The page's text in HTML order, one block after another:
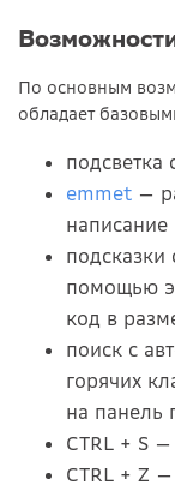
По основным
обладает
подсветка
emmet —
написание
помощью
код в
поиск с
горячих
на панель
CTRL + S
CTRL + Z